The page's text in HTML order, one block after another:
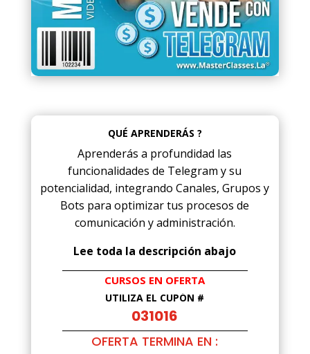
QUÉ APRENDERÁS ?
Aprenderás a profundidad las
funcionalidades de Telegram y su
potencialidad, integrando Canales, Grupos y
Bots para optimizar tus procesos de
comunicación y administración.
Lee toda la descripción abajo
CURSOS EN OFERTA
UTILIZA EL CUPÓN #
031016
OFERTA TERMINA EN :